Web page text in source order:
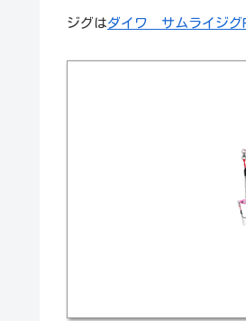
ジグはダイワ サムライジグ